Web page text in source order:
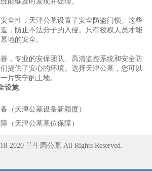
全性，天津公墓设置了安全防盗门锁。这些
，防止不法分子的入侵。只有授权人员才能
地的安全。
，专业的安保团队、高清监控系统和安全防
提供了安心的环境。选择天津公墓，您可以
片安宁的土地。
设施
（天津公墓设备新颖度）
（天津公墓墓位保障）
2020 兰生园公墓 All Rights Reserved.